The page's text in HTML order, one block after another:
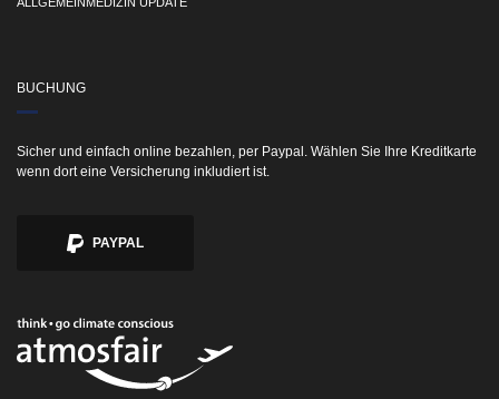
BUCHUNG
Sicher und einfach online bezahlen, per Paypal. Wählen Sie Ihre Kreditkarte
wenn dort eine Versicherung inkludiert ist.
PAYPAL